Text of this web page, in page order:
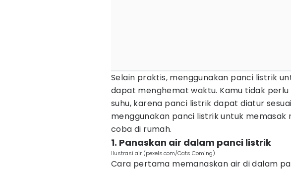
Selain praktis, menggunakan panci listrik
dapat menghemat waktu. Kamu tidak
suhu, karena panci listrik dapat diatur
menggunakan panci listrik untuk memasak
coba di rumah.
1. Panaskan air dalam panci listrik
Ilustrasi air (pexels.com/Cats Coming)
Cara pertama memanaskan air di dalam